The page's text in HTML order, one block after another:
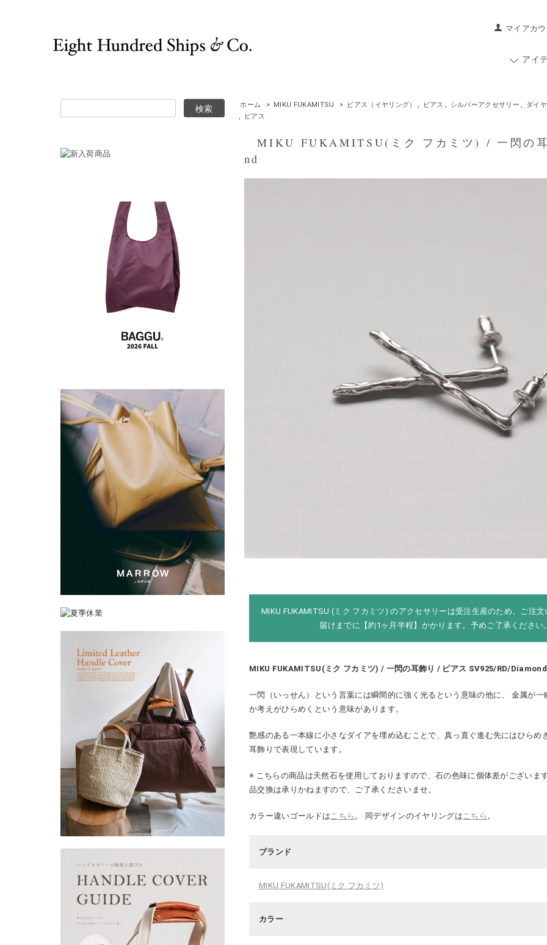
マイアカ
アイ
ホーム > MIKU FUKAMITSU > ピアス（イヤリング） , ピアス , シルバーアクセサリー ,
ダイ
,
ピアス
MIKU FUKAMITSU(ミク フカミツ) / 一閃の
nd
MIKU FUKAMITSU (ミク フカミツ) のアクセサリーは受注生産のため、ご注
届けまでに【約1ヶ月半程】かかります。予めご了承ください
MIKU FUKAMITSU(ミク フカミツ) / 一閃の耳飾り / ピアス SV925/RD/Diamond
一閃（いっせん）という言葉には瞬間的に強く光るという意味の他に、 金属が
か考えがひらめくという意味があります。
艶感のある一本線に小さなダイアを埋め込むことで、真っ直ぐ進む先にはひらめ
耳飾りで表現しています。
※ こちらの商品は天然石を使用しておりますので、石の色味に個体差がございま
品交換は承りかねますので、ご了承くださいませ。
カラー違いゴールドはこちら 。 同デザインのイヤリングはこちら 。
ブランド
MIKU FUKAMITSU(ミク フカミツ)
カラー